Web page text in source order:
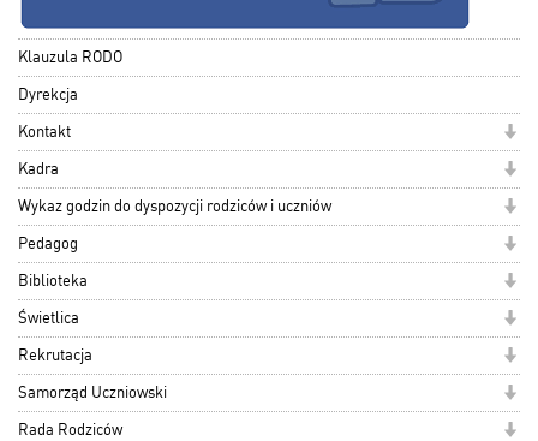
Klauzula RODO
Dyrekcja
Kontakt
Kadra
Wykaz godzin do dyspozycji rodziców i uczniów
Pedagog
Biblioteka
Świetlica
Rekrutacja
Samorząd Uczniowski
Rada Rodziców